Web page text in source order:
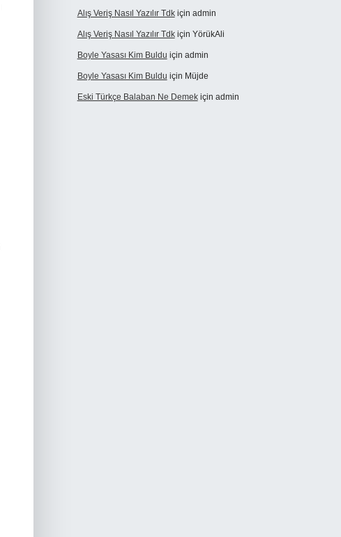
Alış Veriş Nasıl Yazılır Tdkiçin admin
Alış Veriş Nasıl Yazılır Tdkiçin YörükAli
Boyle Yasası Kim Buldu için admin
Boyle Yasası Kim Buldu için Müjde
Eski Türkçe Balaban Ne Demekiçin admin